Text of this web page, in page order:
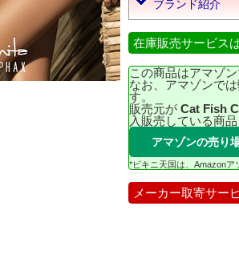
ブランド紹介
在庫販売サービス
この商品はアマゾ
なお、アマゾンで
す。
販売元が Cat Fish
入販売している商
アマゾンの売り
*ビキニ天国は、Amazon
メーカー取寄サー